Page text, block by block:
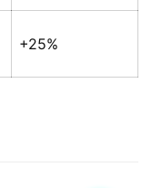
+25%